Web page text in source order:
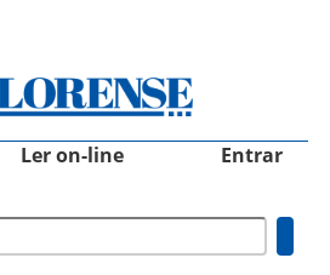
Ler on-line Entrar